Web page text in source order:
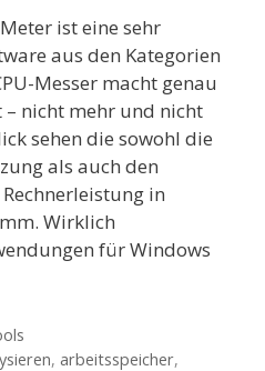
ist eine sehr
aus den Kategorien
Messer macht genau
– nicht mehr und nicht
sehen die sowohl die
als auch den
in
Wirklich
für Windows
, arbeitsspeicher,